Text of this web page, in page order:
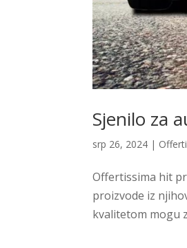
Sjenilo za
srp 26, 2024 |
Offertissima hit
proizvode iz
kvalitetom mogu